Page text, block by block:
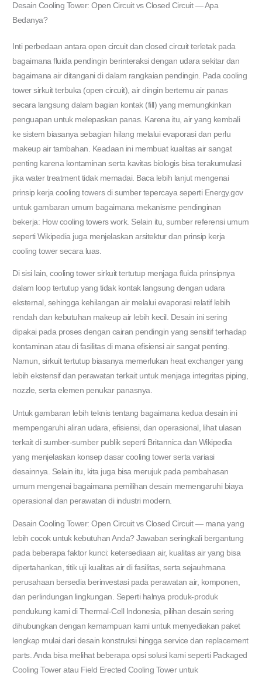
Desain Cooling Tower: Open Circuit vs Closed Circuit — Apa
Bedanya?
Inti perbedaan antara open circuit dan closed circuit terletak pada
bagaimana fluida pendingin berinteraksi dengan udara sekitar dan
bagaimana air ditangani di dalam rangkaian pendingin. Pada cooling
tower sirkuit terbuka (open circuit), air dingin bertemu air panas
secara langsung dalam bagian kontak (fill) yang memungkinkan
penguapan untuk melepaskan panas. Karena itu, air yang kembali
ke sistem biasanya sebagian hilang melalui evaporasi dan perlu
makeup air tambahan. Keadaan ini membuat kualitas air sangat
penting karena kontaminan serta kavitas biologis bisa terakumulasi
jika water treatment tidak memadai. Baca lebih lanjut mengenai
prinsip kerja cooling towers di sumber tepercaya seperti Energy.gov
untuk gambaran umum bagaimana mekanisme pendinginan
bekerja: How cooling towers work. Selain itu, sumber referensi umum
seperti Wikipedia juga menjelaskan arsitektur dan prinsip kerja
cooling tower secara luas.
Di sisi lain, cooling tower sirkuit tertutup menjaga fluida prinsipnya
dalam loop tertutup yang tidak kontak langsung dengan udara
eksternal, sehingga kehilangan air melalui evaporasi relatif lebih
rendah dan kebutuhan makeup air lebih kecil. Desain ini sering
dipakai pada proses dengan cairan pendingin yang sensitif terhadap
kontaminan atau di fasilitas di mana efisiensi air sangat penting.
Namun, sirkuit tertutup biasanya memerlukan heat exchanger yang
lebih ekstensif dan perawatan terkait untuk menjaga integritas piping,
nozzle, serta elemen penukar panasnya.
Untuk gambaran lebih teknis tentang bagaimana kedua desain ini
mempengaruhi aliran udara, efisiensi, dan operasional, lihat ulasan
terkait di sumber-sumber publik seperti Britannica dan Wikipedia
yang menjelaskan konsep dasar cooling tower serta variasi
desainnya. Selain itu, kita juga bisa merujuk pada pembahasan
umum mengenai bagaimana pemilihan desain memengaruhi biaya
operasional dan perawatan di industri modern.
Desain Cooling Tower: Open Circuit vs Closed Circuit — mana yang
lebih cocok untuk kebutuhan Anda? Jawaban seringkali bergantung
pada beberapa faktor kunci: ketersediaan air, kualitas air yang bisa
dipertahankan, titik uji kualitas air di fasilitas, serta sejauhmana
perusahaan bersedia berinvestasi pada perawatan air, komponen,
dan perlindungan lingkungan. Seperti halnya produk-produk
pendukung kami di Thermal-Cell Indonesia, pilihan desain sering
dihubungkan dengan kemampuan kami untuk menyediakan paket
lengkap mulai dari desain konstruksi hingga service dan replacement
parts. Anda bisa melihat beberapa opsi solusi kami seperti Packaged
Cooling Tower atau Field Erected Cooling Tower untuk